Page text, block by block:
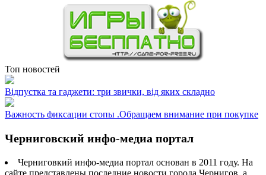
Топ новостей
Відпустка та гаджети: три звички, від яких складно
Важность фиксации стопы .Обращаем внимание при покупке
Черниговский инфо-медиа портал
Черниговкий инфо-медиа портал основан в 2011 году. На